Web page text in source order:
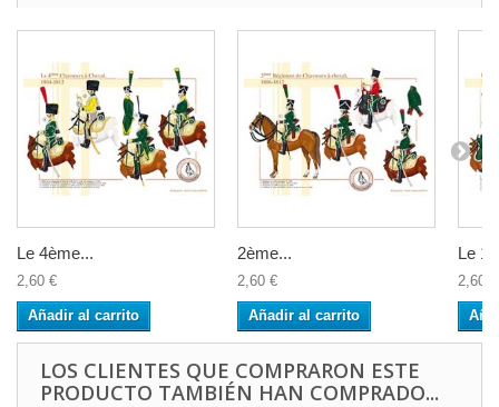
Le 4ème...
2,60 €
Añadir al carrito
2ème...
2,60 €
Añadir al carrito
Le
2,60 €
LOS CLIENTES QUE COMPRARON ESTE
PRODUCTO TAMBIÉN HAN COMPRADO...